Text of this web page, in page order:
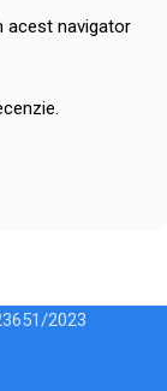
acest navigator
2023